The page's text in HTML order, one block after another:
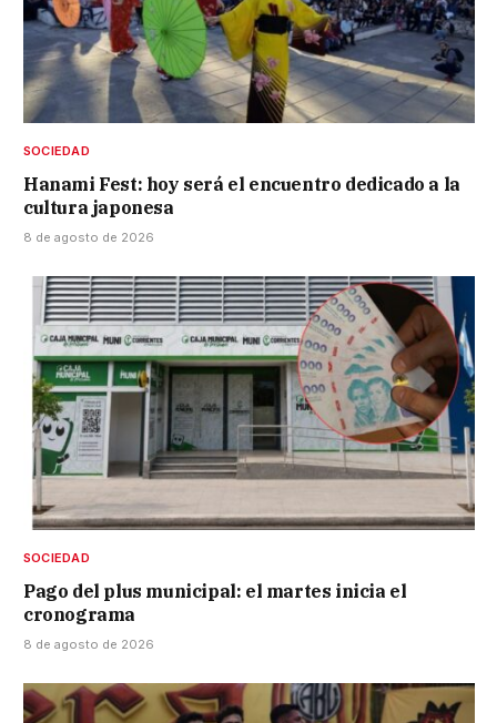
SOCIEDAD
Hanami Fest: hoy será el encuentro dedicado a la
cultura japonesa
8 de agosto de 2026
SOCIEDAD
Pago del plus municipal: el martes inicia el
cronograma
8 de agosto de 2026